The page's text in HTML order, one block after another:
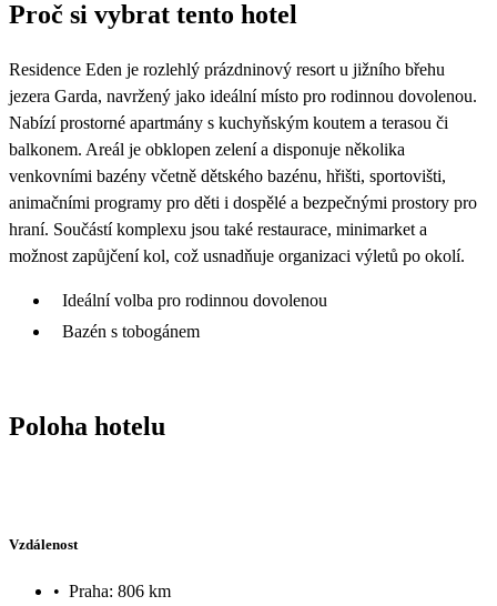
Proč si vybrat tento hotel
Residence Eden je rozlehlý prázdninový resort u jižního břehu
jezera Garda, navržený jako ideální místo pro rodinnou dovolenou.
Nabízí prostorné apartmány s kuchyňským koutem a terasou či
balkonem. Areál je obklopen zelení a disponuje několika
venkovními bazény včetně dětského bazénu, hřišti, sportovišti,
animačními programy pro děti i dospělé a bezpečnými prostory pro
hraní. Součástí komplexu jsou také restaurace, minimarket a
možnost zapůjčení kol, což usnadňuje organizaci výletů po okolí.
Ideální volba pro rodinnou dovolenou
Bazén s tobogánem
Poloha hotelu
Vzdálenost
• Praha: 806 km